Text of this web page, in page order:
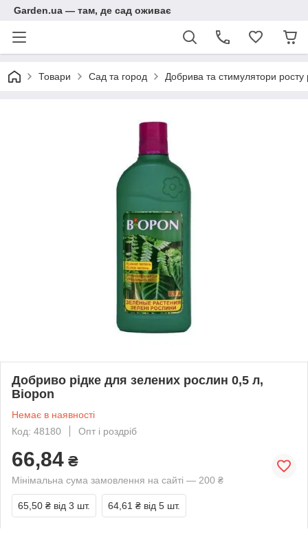
Garden.ua — там, де сад оживає
Товари Сад та город Добрива та стимулятори росту
Добриво рідке для зелених рослин 0,5 л,
Biopon
Немає в наявності
Код: 48180
Опт і роздріб
66,84 ₴
Мінімальна сума замовлення на сайті — 200 ₴
65,50 ₴ від 3 шт. 64,61 ₴ від 5 шт.